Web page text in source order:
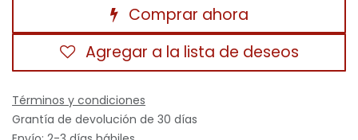
Comprar ahora
Agregar a la lista de deseos
Términos y condiciones
Grantía de devolución de 30 días